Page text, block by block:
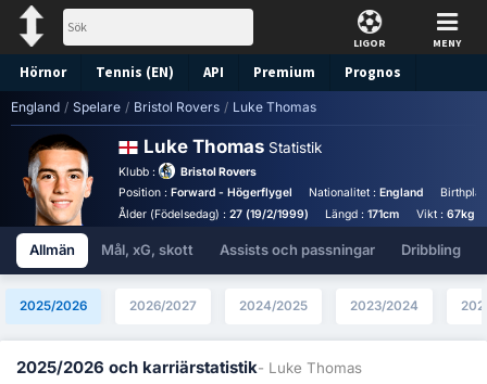
LIGOR MENY
Hörnor Tennis (EN) API Premium Prognos
England / Spelare / Bristol Rovers / Luke Thomas
Luke Thomas Statistik
Klubb :
Bristol Rovers
Position : Forward - Högerflygel Nationalitet :England
Ålder (Födelsedag) : 27 (19/2/1999) Längd :171cm Vikt : 67kg
Allmän Mål, xG, skott Assists och passningar Dribbling
2025/2026 2026/2027 2024/2025 2023/2024
2025/2026 och karriärstatistik- Luke Thomas